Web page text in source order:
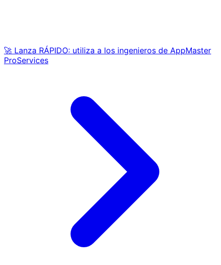
🚀 Lanza RÁPIDO: utiliza a los ingenieros de AppMaster
ProServices